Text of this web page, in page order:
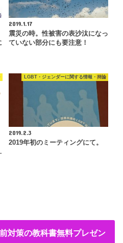
2019.1.17
震災の時。性被害の表沙汰になっ
ていない部分にも要注意！
LGBT・ジェンダーに関する情報・持論
2019.2.3
2019年初のミーティングにて。
対策の教科書無料プレゼン